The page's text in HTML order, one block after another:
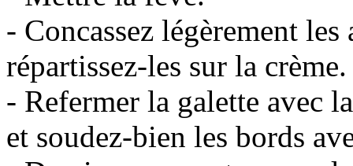
- Concassez légèrement les
répartissez-les sur la crème.
- Refermer la galette avec
et soudez-bien les bords